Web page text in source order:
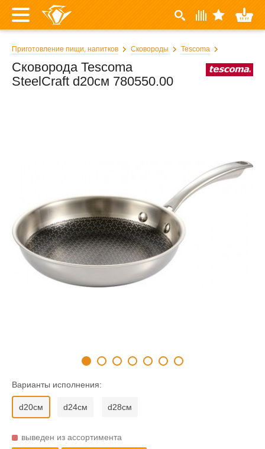
Приготовление пищи, напитков Сковороды Tescoma
Сковорода Tescoma
SteelCraft d20см 780550.00
Варианты исполнения:
d20см d24см d28см
выведен из ассортимента